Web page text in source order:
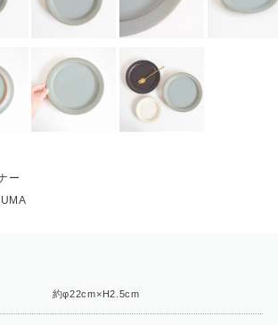
ー
約φ22cm×H2.5cm